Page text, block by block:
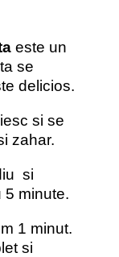
este un
se
delicios.
si se
zahar.
si
minute.
1 minut.
si